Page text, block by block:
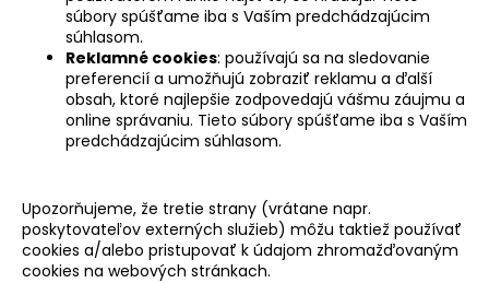
súbory spúšťame iba s Vaším predchádzajúcim
súhlasom.
Reklamné cookies: používajú sa na sledovanie
preferencií a umožňujú zobraziť reklamu a ďalší
obsah, ktoré najlepšie zodpovedajú vášmu záujmu a
online správaniu. Tieto súbory spúšťame iba s Vaším
predchádzajúcim súhlasom.
Upozorňujeme, že tretie strany (vrátane napr.
poskytovateľov externých služieb) môžu taktiež používať
cookies a/alebo pristupovať k údajom zhromažďovaným
cookies na webových stránkach.